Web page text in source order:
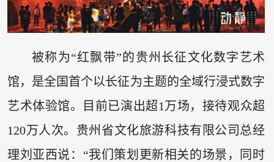
被称为“红飘带”的贵州长征文化数字艺术
馆，是全国首个以长征为主题的全域行浸式数字
艺术体验馆。目前已演出超1万场，接待观众超
120万人次。贵州省文化旅游科技有限公司总经
理刘亚西说：“我们策划更新相关的场景，同时